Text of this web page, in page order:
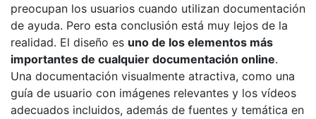
preocupan los usuarios cuando utilizan documentación
de ayuda. Pero esta conclusión está muy lejos de la
realidad. El diseño es uno de los elementos más
importantes de cualquier documentación online.
Una documentación visualmente atractiva, como una
guía de usuario con imágenes relevantes y los vídeos
adecuados incluidos, además de fuentes y temática en